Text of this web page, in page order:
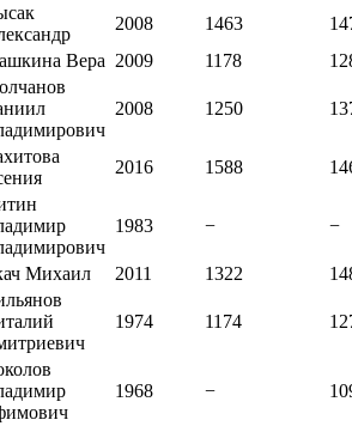
2008 1463
Вера 2009 1178
2008 1250
2016 1588
1983 − −
Михаил 2011 1322
1974 1174
1968 −